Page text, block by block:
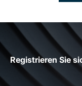
Registrieren Sie